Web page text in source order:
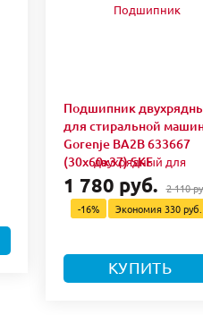
Подшипник
для стиральной
Gorenje BA2B 633667
(30x60x37) SKF
1 780 руб. 2 110
-16%
Экономия 330 руб.
КУПИТЬ